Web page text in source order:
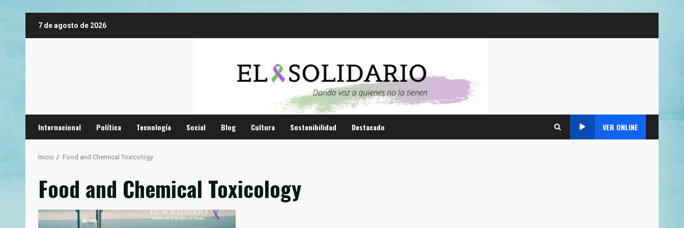
7 de agosto de 2026
Internacional Política Tecnología Social Blog Cultura Sostenibilidad Destacado VER ONLINE
Inicio Food and Chemical Toxicology
Food and Chemical Toxicology